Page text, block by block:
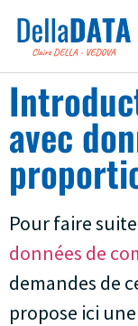
avec
Pour faire
données de
demandes de
propose ici une